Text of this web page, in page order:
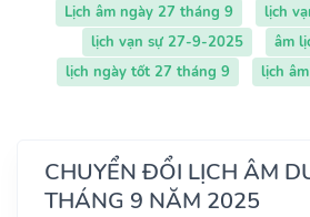
Lịch âm ngày 27 tháng 9
lịch
lịch vạn sự 27-9-2025
âm
lịch ngày tốt 27 tháng 9
lịch
CHUYỂN ĐỔI LỊCH ÂM
THÁNG 9 NĂM 2025